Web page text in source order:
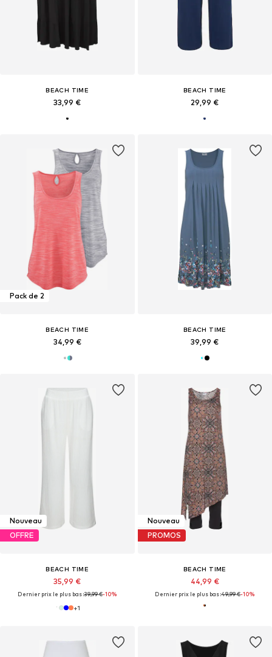
BEACH TIME
33,99 €
BEACH TIME
29,99 €
Pack de 2
BEACH TIME
34,99 €
BEACH TIME
39,99 €
Nouveau
OFFRE
BEACH TIME
35,99 €
Dernier prix le plus bas :39,99 €-10%
+1
Nouveau
PROMOS
BEACH TIME
44,99 €
Dernier prix le plus bas :49,99 €-10%